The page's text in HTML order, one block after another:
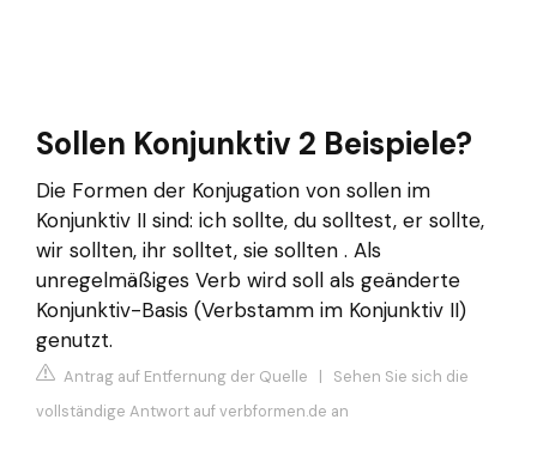
Sollen Konjunktiv 2 Beispiele?
Die Formen der Konjugation von sollen im
Konjunktiv II sind: ich sollte, du solltest, er sollte,
wir sollten, ihr solltet, sie sollten . Als
unregelmäßiges Verb wird soll als geänderte
Konjunktiv-Basis (Verbstamm im Konjunktiv II)
genutzt.
Antrag auf Entfernung der Quelle | Sehen Sie sich die
vollständige Antwort auf verbformen.de an